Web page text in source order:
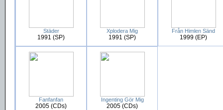
Städer
1991 (SP)
Xplodera Mig
1991 (SP)
Från Himlen Sänd
1999 (EP)
Fanfanfan
2005 (CDs)
Ingenting Gör Mig
2005 (CDs)